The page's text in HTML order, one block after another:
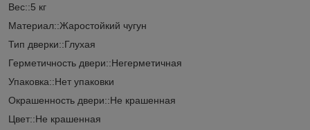
Вес::5 кг
Материал::Жаростойкий чугун
Тип дверки::Глухая
Герметичность двери::Негерметичная
Упаковка::Нет упаковки
Окрашенность двери::Не крашенная
Цвет::Не крашенная